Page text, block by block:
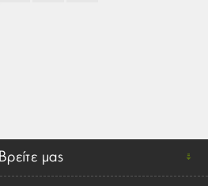
Βρείτε μας